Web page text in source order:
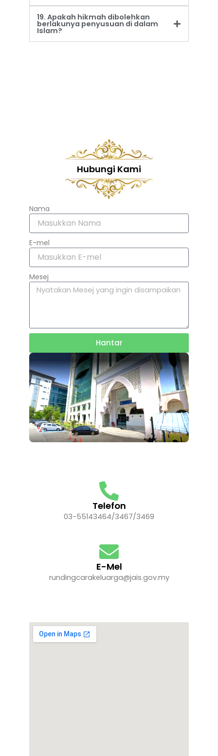
19. Apakah hikmah dibolehkan
berlakunya penyusuan di dalam
Islam?
Hubungi Kami
Nama
E-mel
Mesej
Hantar
Telefon
03-55143464/3467/3469
E-Mel
rundingcarakeluarga@jais.gov.my